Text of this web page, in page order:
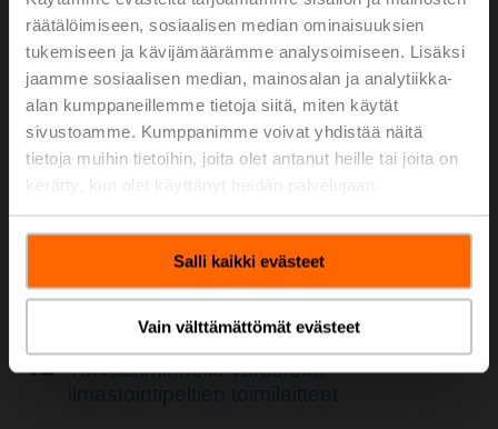
räätälöimiseen, sosiaalisen median ominaisuuksien
tukemiseen ja kävijämäärämme analysoimiseen. Lisäksi
jaamme sosiaalisen median, mainosalan ja analytiikka-
alan kumppaneillemme tietoja siitä, miten käytät
sivustoamme. Kumppanimme voivat yhdistää näitä
tietoja muihin tietoihin, joita olet antanut heille tai joita on
Salli kaikki evästeet
Vain välttämättömät evästeet
tarkastuksen, täydellisen jäljitettävyyden ja 90
testitoimenpiteen avulla sen, että korkeimpia
laatukriteereitä noudatetaan.
Turvatoiminnolla varustetut